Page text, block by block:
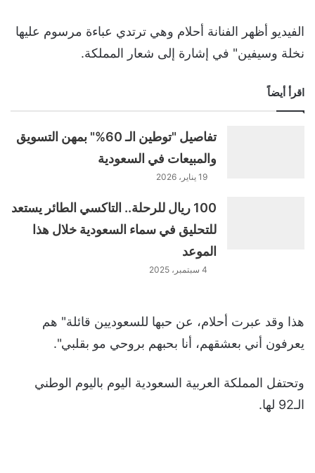
الفيديو أظهر الفنانة أحلام وهي ترتدي عباءة مرسوم عليها
نخلة وسيفين" في إشارة إلى شعار المملكة.
اقرأ أيضاً
تفاصيل "توطين الـ 60%" بمهن التسويق
والمبيعات في السعودية
19 يناير، 2026
100 ريال للرحلة.. التاكسي الطائر يستعد
للتحليق في سماء السعودية خلال هذا
الموعد
4 سبتمبر، 2025
هذا وقد عبرت أحلام، عن حبها للسعوديين قائلة" هم
يعرفون أني بعشقهم، أنا بحبهم بروحي مو بقلبي".
وتحتفل المملكة العربية السعودية اليوم باليوم الوطني
الـ92 لها.